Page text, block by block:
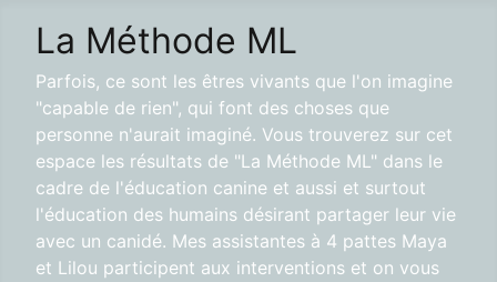
La Méthode ML
Parfois, ce sont les êtres vivants que l'on imagine
"capable de rien", qui font des choses que
personne n'aurait imaginé. Vous trouverez sur cet
espace les résultats de "La Méthode ML" dans le
cadre de l'éducation canine et aussi et surtout
l'éducation des humains désirant partager leur vie
avec un canidé. Mes assistantes à 4 pattes Maya
et Lilou participent aux interventions et on vous